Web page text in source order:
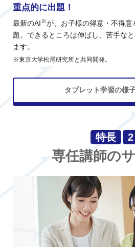
重点的に出題！
最新のAI※が、お子様の得意・不得意
題。できるところは伸ばし、苦手な
ます。
※東京大学松尾研究所と共同開発。
タブレット学習の様
特長 2
専任講師の